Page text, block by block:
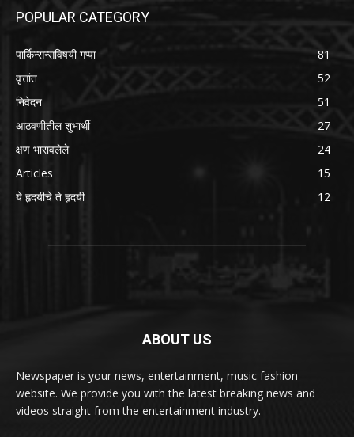
POPULAR CATEGORY
पार्किन्सन्सविषयी गप्पा
81
वृत्तांत
52
निवेदन
51
आठवणीतील शुभार्थी
27
क्षण भारावलेले
24
Articles
15
ये हृदयीचे ते हृदयी
12
ABOUT US
Newspaper is your news, entertainment, music fashion
website. We provide you with the latest breaking news and
videos straight from the entertainment industry.